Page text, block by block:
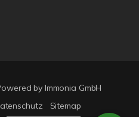
by Immonia GmbH
Sitemap